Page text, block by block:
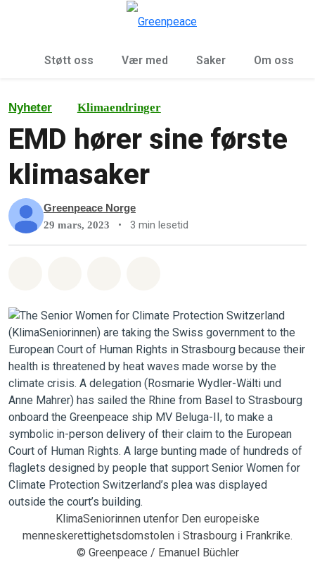
Støtt oss Vær med Saker Om oss
Nyheter Klimaendringer
EMD hører sine første
klimasaker
Greenpeace Norge
29 mars, 2023 • 3 min lesetid
KlimaSeniorinnen utenfor Den europeiske
menneskerettighetsdomstolen i Strasbourg i Frankrike.
© Greenpeace / Emanuel Büchler